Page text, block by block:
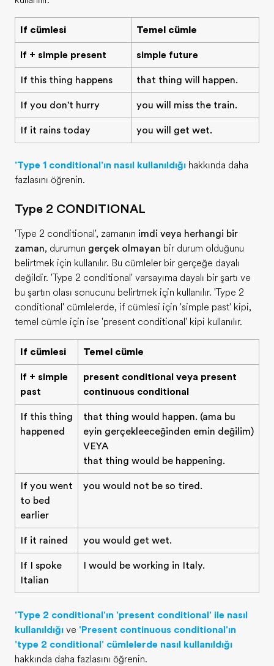
If cümlesi Temel cümle
If + simple present simple future
If this thing happens that thing will happen.
If you don't hurry you will miss the train.
If it rains today you will get wet.
'Type 1 conditional'ın nasıl kullanıldığı hakkında daha
fazlasını öğrenin.
Type 2 CONDITIONAL
'Type 2 conditional', zamanın şimdi veya herhangi bir
zaman, durumun gerçek olmayan bir durum olduğunu
belirtmek için kullanılır. Bu cümleler bir gerçeğe dayalı
değildir. 'Type 2 conditional' varsayıma dayalı bir şartı ve
bu şartın olası sonucunu belirtmek için kullanılır. 'Type 2
conditional' cümlelerde, if cümlesi için 'simple past' kipi,
temel cümle için ise 'present conditional' kipi kullanılır.
If cümlesi Temel cümle
If + simple
past
present conditional veya present
continuous conditional
If this thing
happened
that thing would happen. (ama bu
şeyin gerçekleşeceğinden emin değilim)
VEYA
that thing would be happening.
If you went
to bed
earlier
you would not be so tired.
If it rained you would get wet.
If I spoke
Italian
I would be working in Italy.
'Type 2 conditional'ın 'present conditional' ile nasıl
kullanıldığı ve 'Present continuous conditional'ın
'type 2 conditional' cümlelerde nasıl kullanıldığı
hakkında daha fazlasını öğrenin.